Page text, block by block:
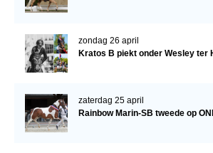
zondag 26 april
Kratos B piekt onder Wesley ter
zaterdag 25 april
Rainbow Marin-SB tweede op